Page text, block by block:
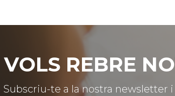
VOLS REBRE
Subscriu-te a la nostra newsletter